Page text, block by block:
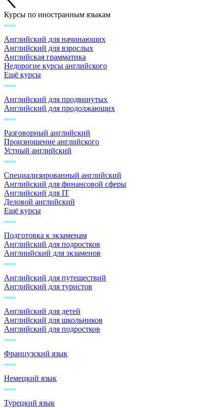
Курсы по иностранным языкам
Английский для начинающих
Английский для взрослых
Английская грамматика
Недорогие курсы английского
Ещё курсы
Английский для продвинутых
Английский для продолжающих
Разговорный английский
Произношение английского
Устный английский
Специализированный английский
Английский для финансовой сферы
Английский для IT
Деловой английский
Ещё курсы
Подготовка к экзаменам
Английский для подростков
Англиийский для экзаменов
Английский для путешествий
Английский для туристов
Английский для детей
Английский для школьников
Английский для подростков
Французский язык
Немецкий язык
Турецкий язык